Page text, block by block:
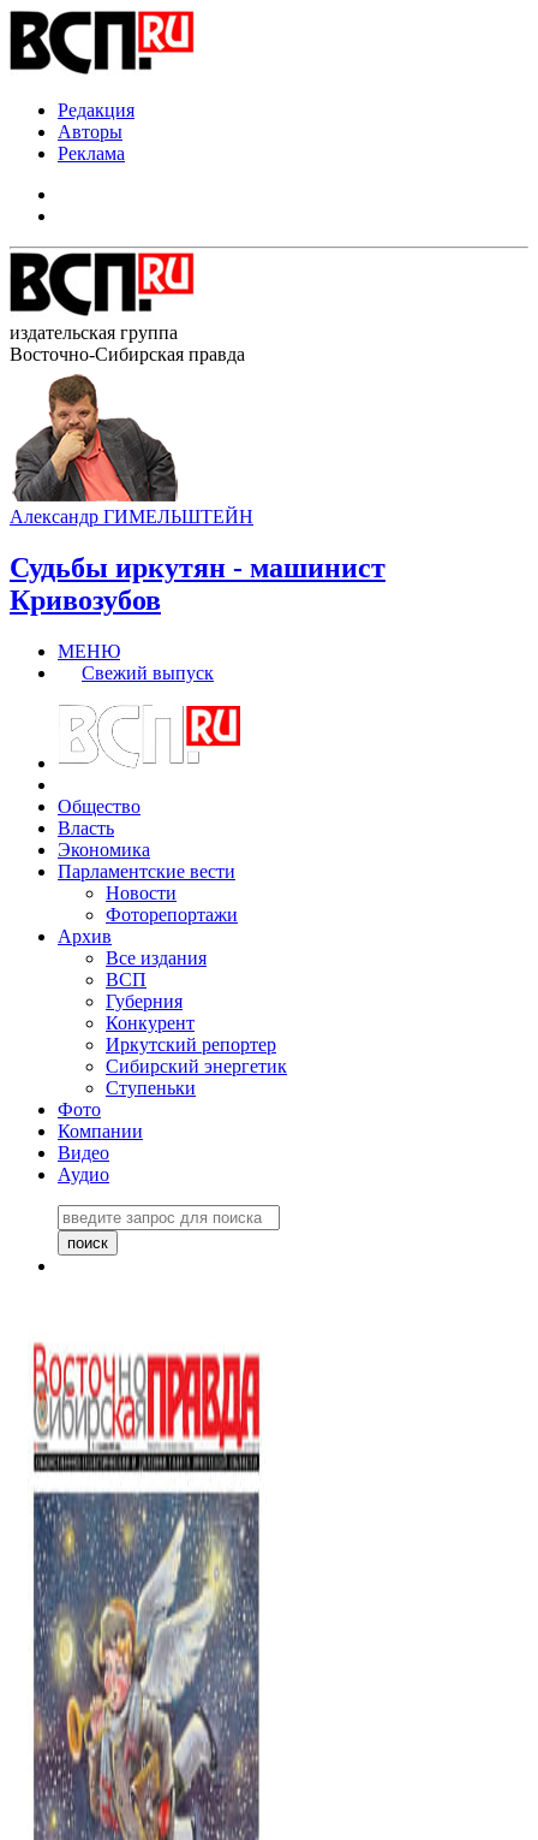
Редакция
Авторы
Реклама
издательская группа
Восточно-Сибирская правда
Александр ГИМЕЛЬШТЕЙН
Судьбы иркутян - машинист
Кривозубов
МЕНЮ
Свежий выпуск
Общество
Власть
Экономика
Парламентские вести
Новости
Фоторепортажи
Архив
Все издания
ВСП
Губерния
Конкурент
Иркутский репортер
Сибирский энергетик
Ступеньки
Фото
Компании
Видео
Аудио